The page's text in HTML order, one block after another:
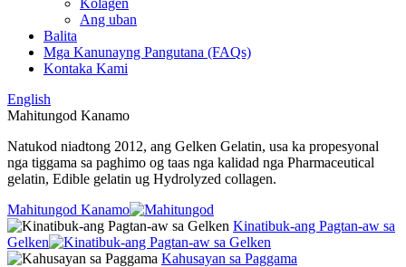
Kolagen
Ang uban
Balita
Mga Kanunayng Pangutana (FAQs)
Kontaka Kami
English
Mahitungod Kanamo
Natukod niadtong 2012, ang Gelken Gelatin, usa ka propesyonal
nga tiggama sa paghimo og taas nga kalidad nga Pharmaceutical
gelatin, Edible gelatin ug Hydrolyzed collagen.
Mahitungod Kanamo
Kinatibuk-ang Pagtan-aw sa
Gelken
Kahusayan sa Paggama